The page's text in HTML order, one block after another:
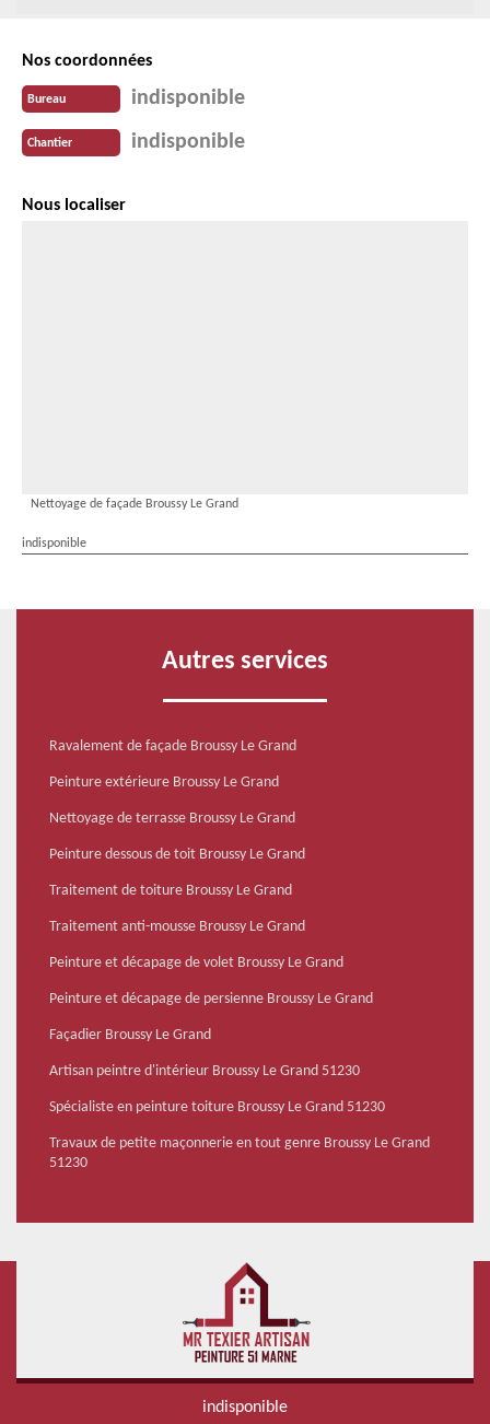
Nos coordonnées
Bureau indisponible
Chantier indisponible
Nous localiser
Nettoyage de façade Broussy Le Grand
indisponible
Autres services
Ravalement de façade Broussy Le Grand
Peinture extérieure Broussy Le Grand
Nettoyage de terrasse Broussy Le Grand
Peinture dessous de toit Broussy Le Grand
Traitement de toiture Broussy Le Grand
Traitement anti-mousse Broussy Le Grand
Peinture et décapage de volet Broussy Le Grand
Peinture et décapage de persienne Broussy Le Grand
Façadier Broussy Le Grand
Artisan peintre d'intérieur Broussy Le Grand 51230
Spécialiste en peinture toiture Broussy Le Grand 51230
Travaux de petite maçonnerie en tout genre Broussy Le Grand
51230
indisponible